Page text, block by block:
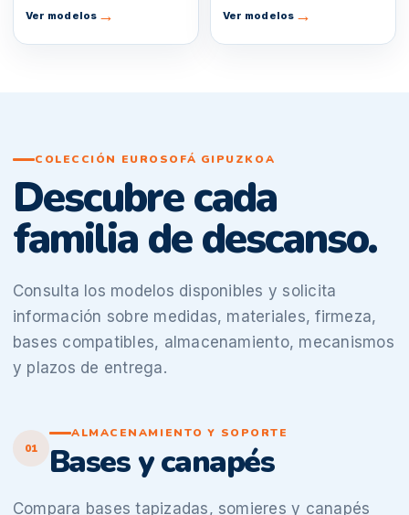
Ver modelos → Ver modelos →
COLECCIÓN EUROSOFÁ GIPUZKOA
Descubre cada
familia de descanso.
Consulta los modelos disponibles y solicita
información sobre medidas, materiales, firmeza,
bases compatibles, almacenamiento, mecanismos
y plazos de entrega.
01
ALMACENAMIENTO Y SOPORTE
Bases y canapés
Compara bases tapizadas, somieres y canapés